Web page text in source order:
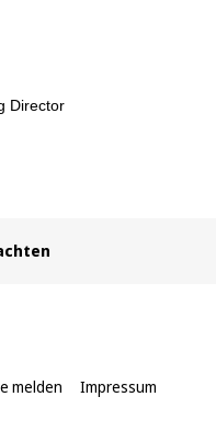
Director
melden Impressum